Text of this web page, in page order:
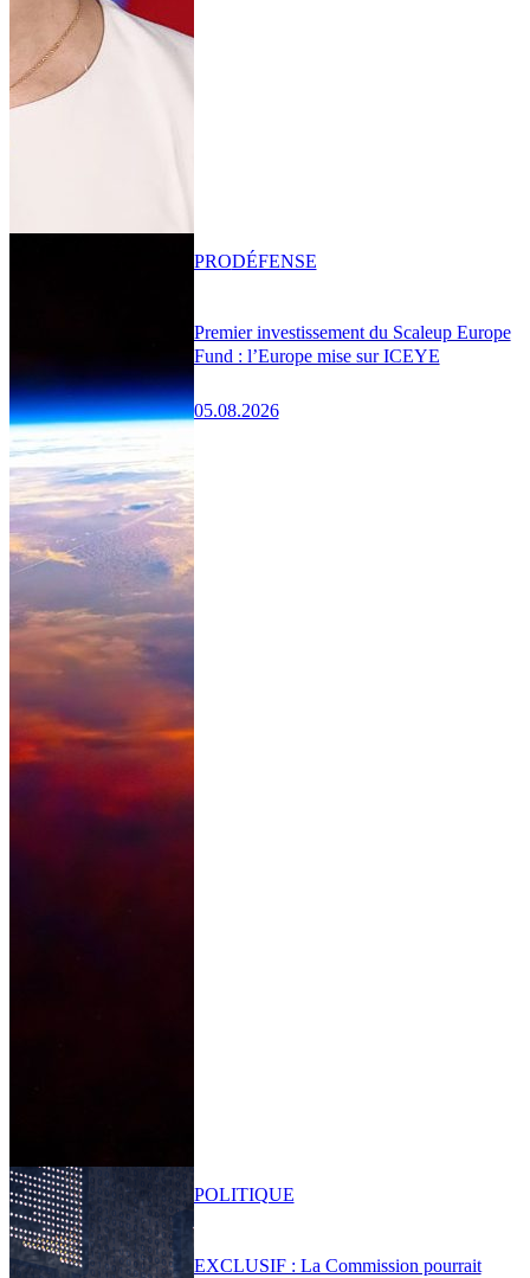
Premier investissement du Scaleup Europe
Fund : l’Europe mise sur ICEYE
05.08.2026
PRODÉFENSE
EXCLUSIF : La Commission pourrait
POLITIQUE